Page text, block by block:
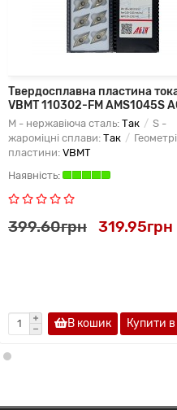
Твердосплавна пластина
VBMT 110302-FM AMS1045S
M - нержавіюча сталь: Так
S -
жароміцні сплави: Так
пластини: VBMT
399.60грн 319.95грн
В кошик Купити в